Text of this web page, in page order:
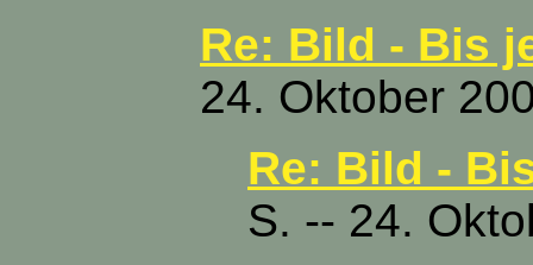
Re: Bild - Bis
24. Oktober
Re: Bild -
S. -- 24.